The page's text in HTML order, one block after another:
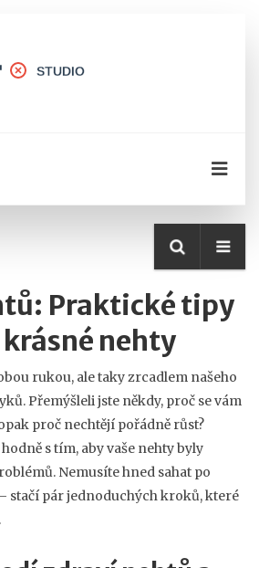
Praktické tipy
nehty
rukou, ale taky zrcadlem našeho
Přemýšleli jste někdy, proč se vám
proč nechtějí pořádně růst?
s tím, aby vaše nehty byly
Nemusíte hned sahat po
stačí pár jednoduchých kroků, které